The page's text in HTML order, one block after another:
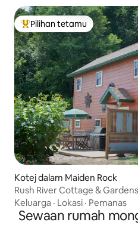
Pilihan utama tetamu
Pilihan tetamu
Kotej dalam Maiden Rock
Rush River Cottage &
Keluarga · Lokasi · Pemanas
Sewaan rumah